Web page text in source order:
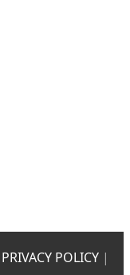
PRIVACY POLICY|